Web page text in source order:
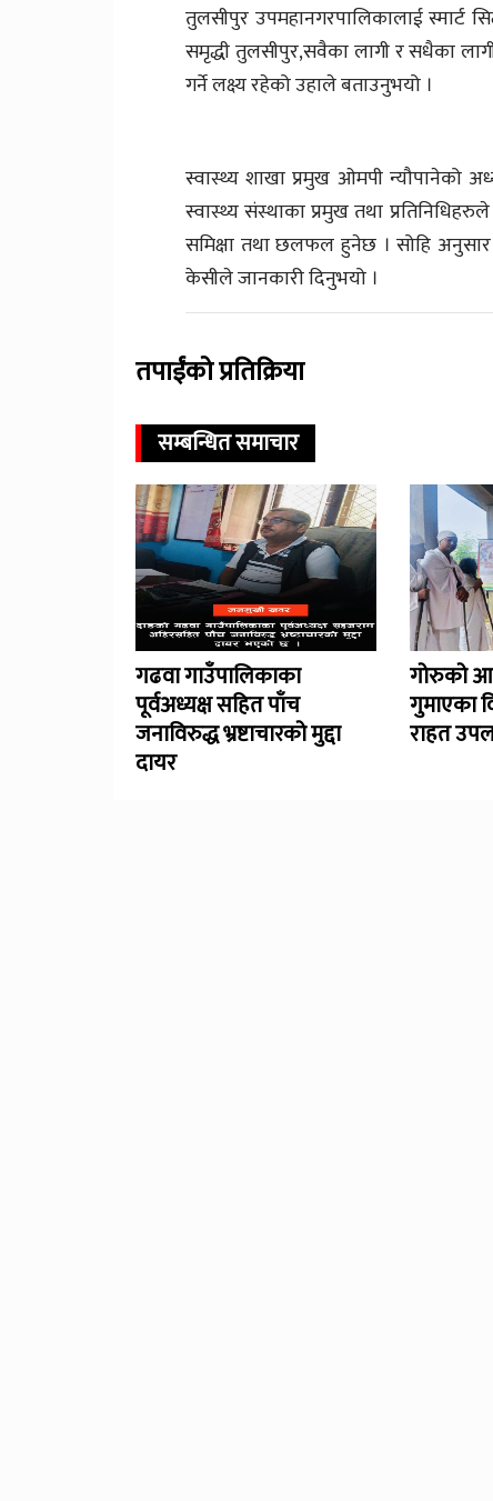
तुलसीपुर उपमहानगरपालिकालाई स्मार्ट
समृद्धी तुलसीपुर,सवैका लागी र सधैका
गर्ने लक्ष्य रहेको उहाले बताउनुभयो ।
स्वास्थ्य शाखा प्रमुख ओमपी न्यौपानेको
स्वास्थ्य संस्थाका प्रमुख तथा
समिक्षा तथा छलफल हुनेछ । सोहि अनुसार
केसीले जानकारी दिनुभयो ।
तपाईंको प्रतिक्रिया
सम्बन्धित समाचार
गढवा गाउँपालिकाका
पूर्वअध्यक्ष सहित पाँच
जनाविरुद्ध भ्रष्टाचारको मुद्दा
दायर
गोरुको
गुमाएका
राहत